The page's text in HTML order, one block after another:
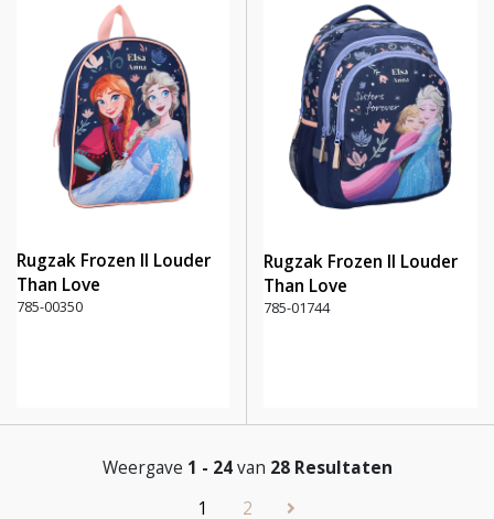
Rugzak Frozen II Louder
Than Love
785-00350
Rugzak Frozen II Louder
Than Love
785-01744
Weergave 1 - 24van 28 Resultaten
1
2